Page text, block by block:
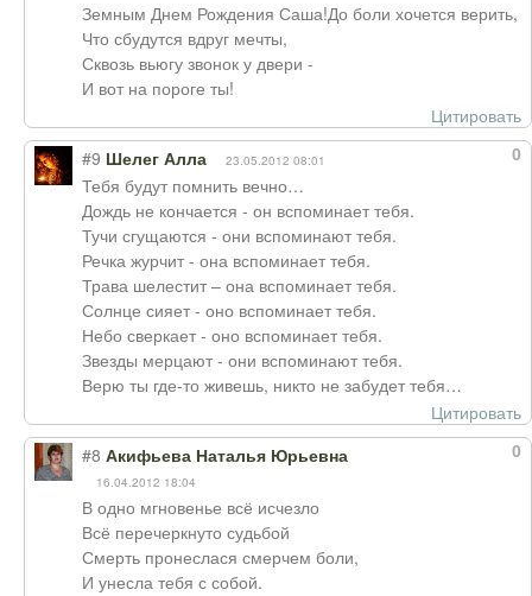
Земным Днем Рождения Саша!До боли хочется верить,
Что сбудутся вдруг мечты,
Сквозь вьюгу звонок у двери -
И вот на пороге ты!
Цитировать
0
#9 Шелег Алла 23.05.2012 08:01
Тебя будут помнить вечно…
Дождь не кончается - он вспоминает тебя.
Тучи сгущаются - они вспоминают тебя.
Речка журчит - она вспоминает тебя.
Трава шелестит – она вспоминает тебя.
Солнце сияет - оно вспоминает тебя.
Небо сверкает - оно вспоминает тебя.
Звезды мерцают - они вспоминают тебя.
Верю ты где-то живешь, никто не забудет тебя…
Цитировать
0
#8 Акифьева Наталья Юрьевна
16.04.2012 18:04
В одно мгновенье всё исчезло
Всё перечеркнуто судьбой
Смерть пронеслася смерчем боли,
И унесла тебя с собой.